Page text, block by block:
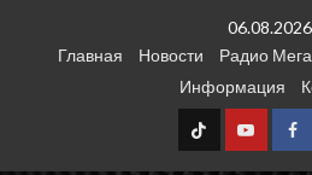
06.08.2026
Главная
Новости Радио
Информация
TT Youtube